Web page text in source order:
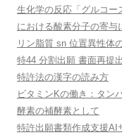
生化学の反応「グルコー
における酸素分子の寄与
リン脂質 sn 位置異性体
特44 分割出願 書面再提
特許法の漢字の読み方
ビタミンKの働き：タン
酵素の補酵素として
特許出願書類作成支援AI